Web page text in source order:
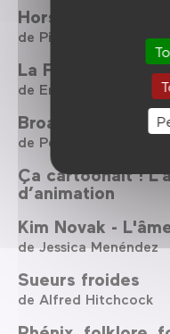
Hors de prix
de Pierre Salvadori
La Folle ingénue
de Ernst Lubitsch
Broadway
de Peter Bogdanovich
Ça cartoonait !
d’animation
Kim Novak -
de Jessica Menéndez
Sueurs froides
de Alfred Hitchcock